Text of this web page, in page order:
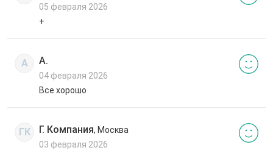
05 февраля 2026
+
А А.
04 февраля 2026
Все хорошо
ГК Г. Компания, Москва
03 февраля 2026